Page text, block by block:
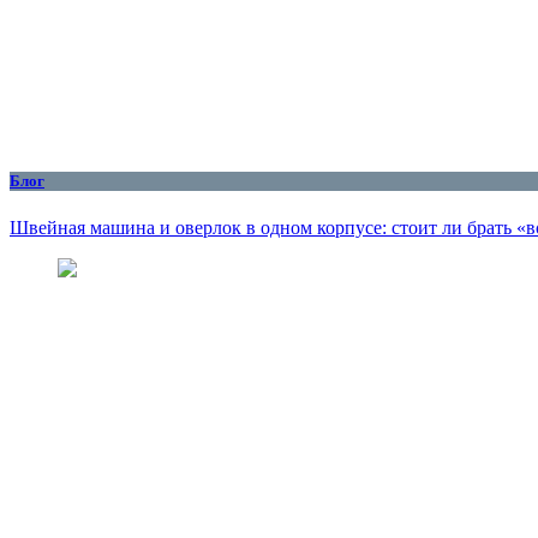
Блог
Швейная машина и оверлок в одном корпусе: стоит ли брать